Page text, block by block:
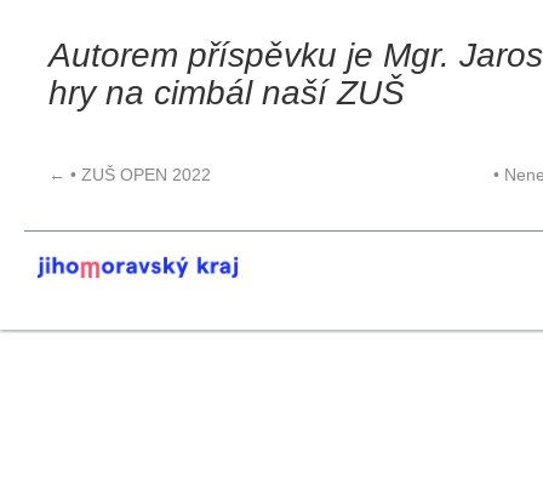
Autorem příspěvku je Mgr.
hry na cimbál naší ZUŠ
← • ZUŠ OPEN 2022 •